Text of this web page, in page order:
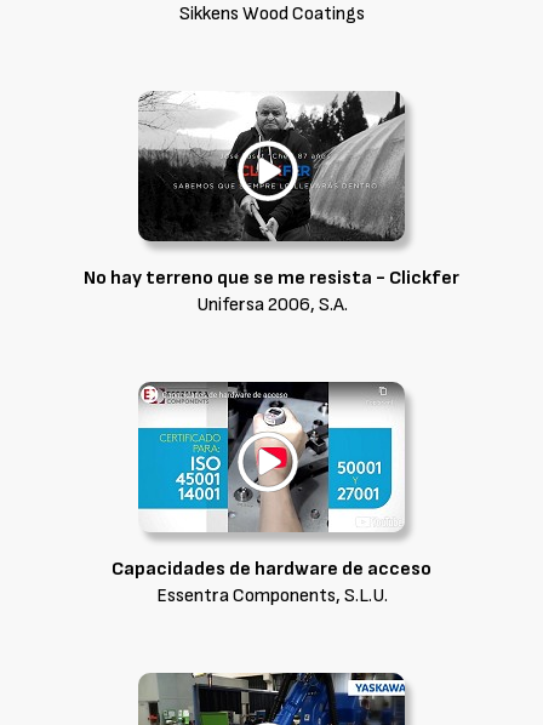
Sikkens Wood Coatings
No hay terreno que se me resista - Clickfer
Unifersa 2006, S.A.
Capacidades de hardware de acceso
Essentra Components, S.L.U.